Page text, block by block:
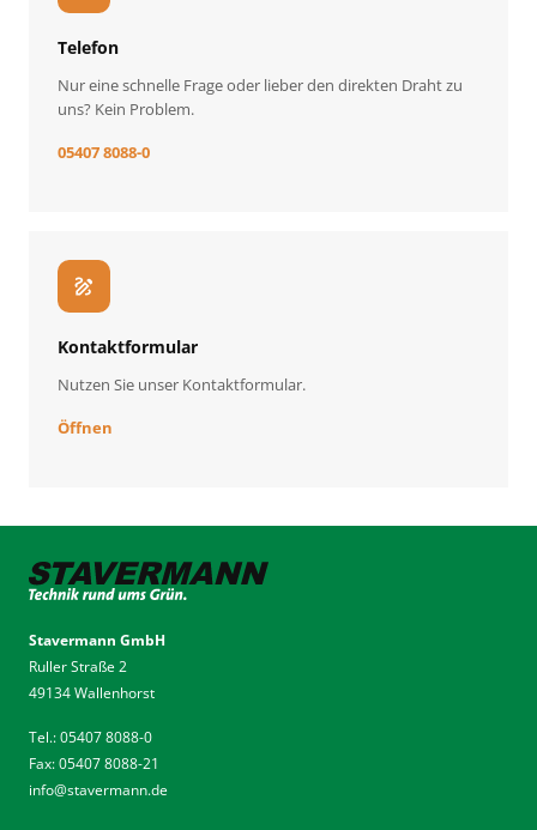
Telefon
Nur eine schnelle Frage oder lieber den direkten Draht zu
uns? Kein Problem.
05407 8088-0
draw
Kontaktformular
Nutzen Sie unser Kontaktformular.
Öffnen
Stavermann GmbH
Ruller Straße 2
49134 Wallenhorst
Tel.: 05407 8088-0
Fax: 05407 8088-21
info@stavermann.de